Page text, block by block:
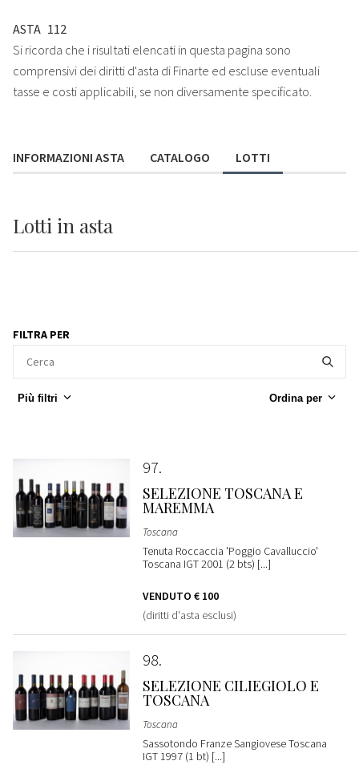
ASTA 112
Si ricorda che i risultati elencati in questa pagina sono
comprensivi dei diritti d'asta di Finarte ed escluse eventuali
tasse e costi applicabili, se non diversamente specificato.
INFORMAZIONI ASTA CATALOGO LOTTI
Lotti in asta
FILTRA PER
Più filtri Ordina per
97
SELEZIONE TOSCANA E
MAREMMA
Toscana
Tenuta Roccaccia 'Poggio Cavalluccio'
Toscana IGT 2001 (2 bts) [...]
VENDUTO € 100
(diritti d'asta esclusi)
98
SELEZIONE CILIEGIOLO E
TOSCANA
Toscana
Sassotondo Franze Sangiovese Toscana
IGT 1997 (1 bt) [...]